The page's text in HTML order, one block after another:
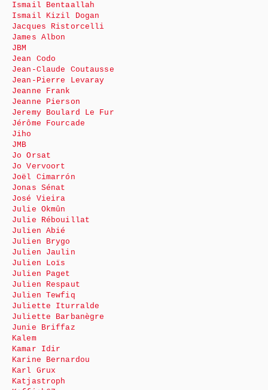
Ismail Bentaallah
Ismail Kizil Dogan
Jacques Ristorcelli
James Albon
JBM
Jean Codo
Jean-Claude Coutausse
Jean-Pierre Levaray
Jeanne Frank
Jeanne Pierson
Jeremy Boulard Le Fur
Jérôme Fourcade
Jiho
JMB
Jo Orsat
Jo Vervoort
Joël Cimarrón
Jonas Sénat
José Vieira
Julie Okmûn
Julie Rébouillat
Julien Abié
Julien Brygo
Julien Jaulin
Julien Loïs
Julien Paget
Julien Respaut
Julien Tewfiq
Juliette Iturralde
Juliette Barbanègre
Junie Briffaz
Kalem
Kamar Idir
Karine Bernardou
Karl Grux
Katjastroph